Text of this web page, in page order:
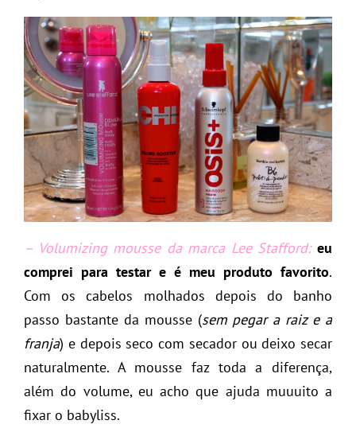
– Volumizing mousse da marca Lee Stafford: eu
comprei para testar e é meu produto favorito.
Com os cabelos molhados depois do banho
passo bastante da mousse (sem pegar a raiz e a
franja) e depois seco com secador ou deixo secar
naturalmente. A mousse faz toda a diferença,
além do volume, eu acho que ajuda muuuito a
fixar o babyliss.